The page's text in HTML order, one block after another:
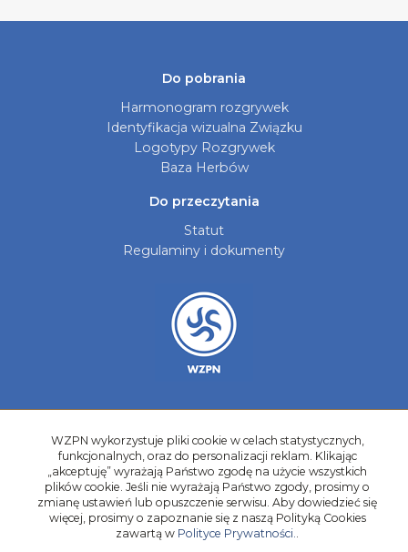
Do pobrania
Harmonogram rozgrywek
Identyfikacja wizualna Związku
Logotypy Rozgrywek
Baza Herbów
Do przeczytania
Statut
Regulaminy i dokumenty
Galerie zdjęć
Kontakt
Kadry Regionów
Program Grantowy
Dziewczyny do Piłki
WZPN wykorzystuje pliki cookie w celach statystycznych,
funkcjonalnych, oraz do personalizacji reklam. Klikając
„akceptuję” wyrażają Państwo zgodę na użycie wszystkich
plików cookie. Jeśli nie wyrażają Państwo zgody, prosimy o
zmianę ustawień lub opuszczenie serwisu. Aby dowiedzieć się
więcej, prosimy o zapoznanie się z naszą Polityką Cookies
zawartą w Polityce Prywatności..